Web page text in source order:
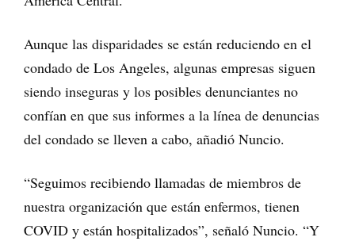
Aunque las disparidades se están reduciendo en el
condado de Los Angeles, algunas empresas siguen
siendo inseguras y los posibles denunciantes no
confían en que sus informes a la línea de denuncias
del condado se lleven a cabo, añadió Nuncio.
“Seguimos recibiendo llamadas de miembros de
nuestra organización que están enfermos, tienen
COVID y están hospitalizados”, señaló Nuncio. “Y